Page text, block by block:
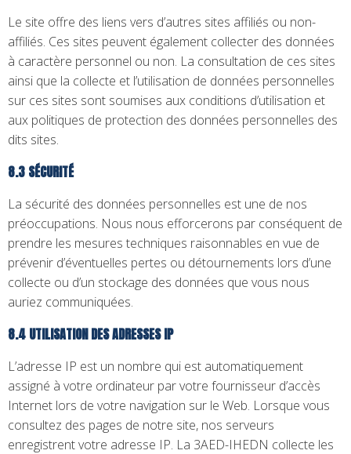
Le site offre des liens vers d’autres sites affiliés ou non-
affiliés. Ces sites peuvent également collecter des données
à caractère personnel ou non. La consultation de ces sites
ainsi que la collecte et l’utilisation de données personnelles
sur ces sites sont soumises aux conditions d’utilisation et
aux politiques de protection des données personnelles des
dits sites.
8.3 SÉCURITÉ
La sécurité des données personnelles est une de nos
préoccupations. Nous nous efforcerons par conséquent de
prendre les mesures techniques raisonnables en vue de
prévenir d’éventuelles pertes ou détournements lors d’une
collecte ou d’un stockage des données que vous nous
auriez communiquées.
8.4 UTILISATION DES ADRESSES IP
L’adresse IP est un nombre qui est automatiquement
assigné à votre ordinateur par votre fournisseur d’accès
Internet lors de votre navigation sur le Web. Lorsque vous
consultez des pages de notre site, nos serveurs
enregistrent votre adresse IP. La 3AED-IHEDN collecte les